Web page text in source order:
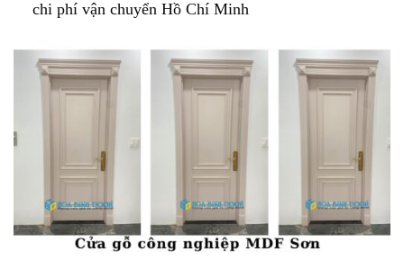
chi phí vận chuyển Hồ Chí Minh